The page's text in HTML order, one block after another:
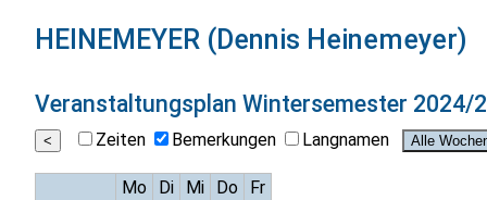
HEINEMEYER (Dennis Heinemeyer)
Veranstaltungsplan Wintersemester 2024/
Zeiten Bemerkungen Langnamen
Mo Di Mi Do
Fr